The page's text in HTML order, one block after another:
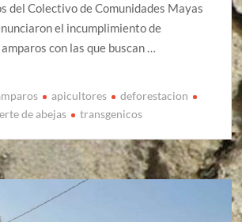
del Colectivo de Comunidades Mayas
el incumplimiento de
con las que buscan …
apicultores
deforestacion
de abejas transgenicos